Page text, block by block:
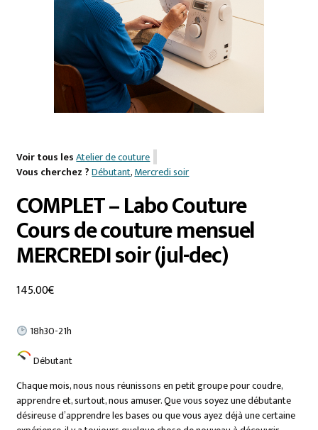
Voir tous lesAtelier de couture
Vous cherchez ?Débutant,Mercredi soir
COMPLET – Labo Couture
Cours de couture mensuel
MERCREDI soir (jul-dec)
145.00€
18h30-21h
Débutant
Chaque mois, nous nous réunissons en petit groupe pour coudre,
apprendre et, surtout, nous amuser. Que vous soyez une débutante
désireuse d’apprendre les bases ou que vous ayez déjà une certaine